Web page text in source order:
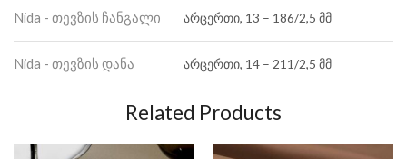
Nida - თევზის ჩანგალი არცერთი, 13 – 186/2,5 მმ
Nida - თევზის დანა არცერთი, 14 – 211/2,5 მმ
Related Products